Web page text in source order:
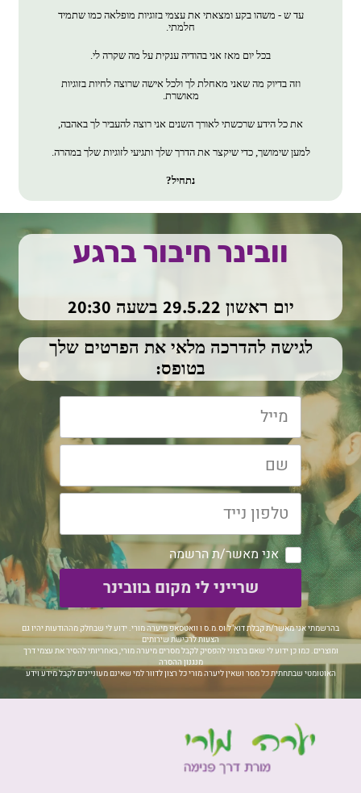
עד ש - משהו בקע ומצאתי את עצמי בזוגיות מופלאה כמו שתמיד
חלמתי.
בכל יום מאז אני בהודיה ענקית על מה שקרה לי.
וזה בדיוק מה שאני מאחלת לך ולכל אישה שרוצה לחיות בזוגיות
מאושרת.
את כל הידע שרכשתי לאורך השנים אני רוצה להעביר לך באהבה,
למען שימושך, כדי שיקצר את הדרך שלך ותגיעי לזוגיות שלך במהרה.
נתחיל?
וובינר חיבור ברגע
יום ראשון 29.5.22 בשעה 20:30
לגישה להדרכה מלאי את הפרטים שלך
בטופס:
אני מאשר/ת הרשמה
שרייני לי מקום בוובינר
בהרשמתי אני מאשר/ת קבלת דוא"ל וס.מ.ס ו וואטסאפ מיערה מורי. ידוע לי שבחלק מההודעות יהיו גם
הצעות לרכישת שירותים
ומוצרים. כמו כן ידוע לי שאם ברצוני להפסיק לקבל מסרים מיערה מורי, באחריותי להסיר את עצמי דרך
מנגנון ההסרה
האוטומטי שבתחתית כל מסר ושאין ליערה מורי כל רצון לדוור למי שאינם מעוניינים לקבל מידע וידע